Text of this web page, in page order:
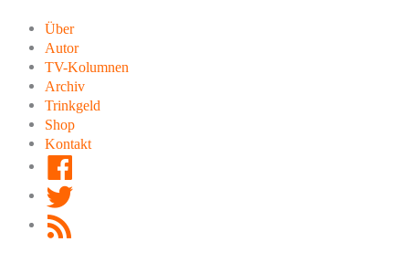
Inhalt
springen
Über
Autor
TV-Kolumnen
Archiv
Trinkgeld
Shop
Kontakt